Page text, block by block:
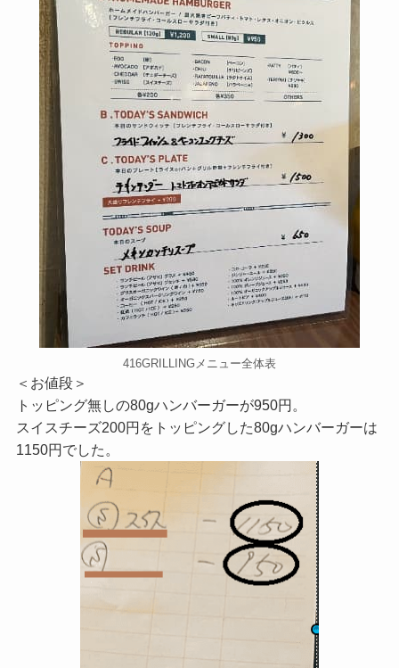
416GRILLINGメニュー全体表
＜お値段＞
トッピング無しの80gハンバーガーが950円。
スイスチーズ200円をトッピングした80gハンバーガーは
1150円でした。